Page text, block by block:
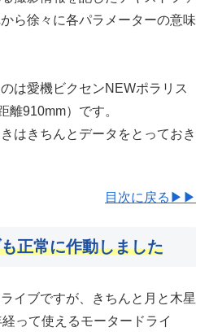
ら徐々に各パラメーターの意味
は愛機ビクセンNEWポラリス
離910mm）です。
はきちんとデータをとっておき
目次に戻る▶▶
正常に作動しました
イブですが、きちんと月と木星
って使えるモータードライ